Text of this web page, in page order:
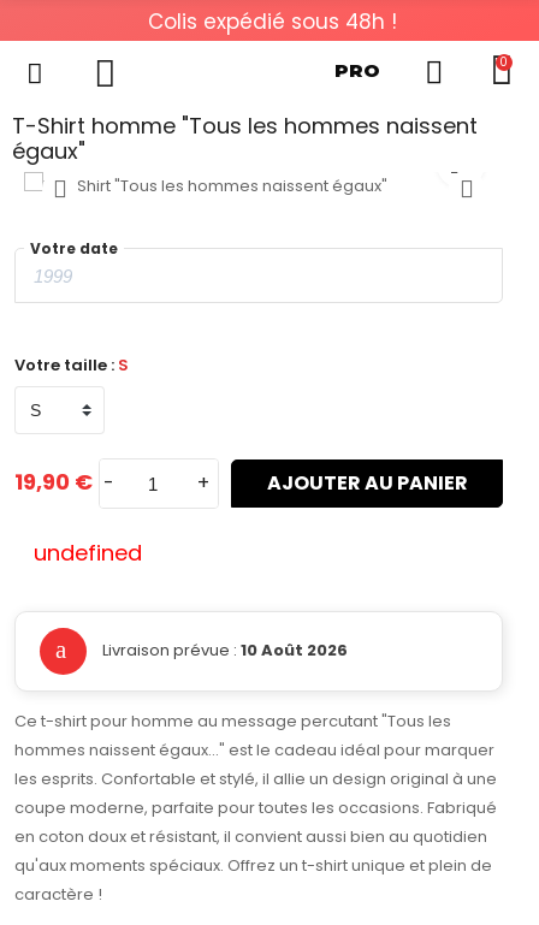
Colis expédié sous 48h !
PRO 0
T-Shirt homme "Tous les hommes naissent
égaux"
Votre date
Votre taille : S
19,90 € - + AJOUTER AU PANIER
undefined
Livraison prévue : 10 Août 2026
Ce t-shirt pour homme au message percutant "Tous les
hommes naissent égaux..." est le cadeau idéal pour marquer
les esprits. Confortable et stylé, il allie un design original à une
coupe moderne, parfaite pour toutes les occasions. Fabriqué
en coton doux et résistant, il convient aussi bien au quotidien
qu'aux moments spéciaux. Offrez un t-shirt unique et plein de
caractère !